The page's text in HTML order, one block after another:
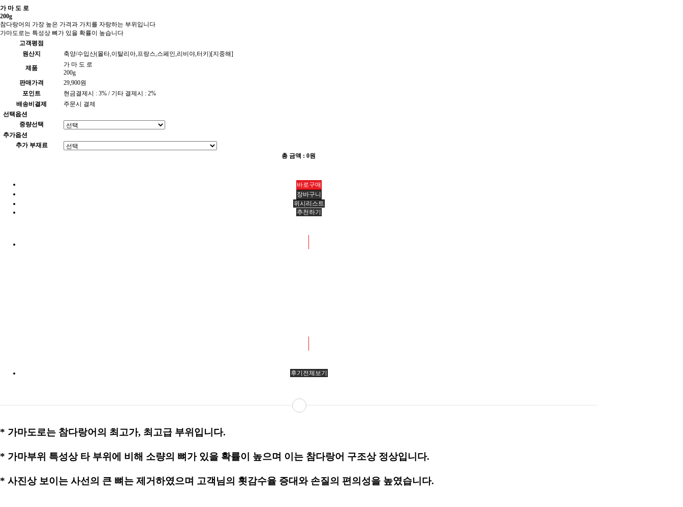
가 마 도 로
200g
참다랑어의 가장 높은 가격과 가치를 자랑하는 부위입니다
가마도로는 특성상 뼈가 있을 확률이 높습니다
고객평점
원산지
축양/수입산(몰타,이탈리아,프랑스,스페인,리비야,터키)[지중해]
제품
가 마 도 로
200g
판매가격
29,900원
포인트
현금결제시 : 3% / 기타 결제시 : 2%
배송비결제
주문시 결제
선택옵션
중량선택
추가옵션
추가 부재료
총 금액 : 0원
위시리스트
추천하기
후기전체보기
* 가마도로는 참다랑어의 최고가, 최고급 부위입니다.
* 가마부위 특성상 타 부위에 비해 소량의 뼈가 있을 확률이 높으며 이는 참다랑어 구조상 정상입니다.
* 사진상 보이는 사선의 큰 뼈는 제거하였으며 고객님의 횟감수율 증대와 손질의 편의성을 높였습니다.